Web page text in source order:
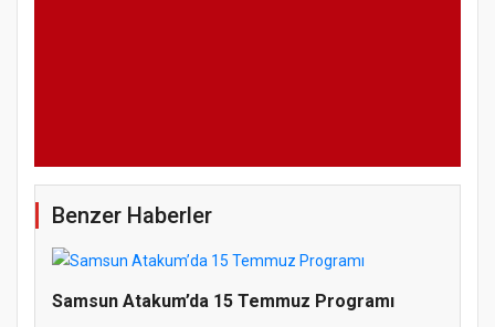
Benzer Haberler
Samsun Atakum’da 15 Temmuz Programı